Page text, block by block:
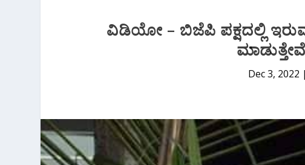
ವಿಡಿಯೋ – ಬಿಜೆಪಿ ಪಕ್ಷದಲ್ಲಿ
Dec 3, 2022 |